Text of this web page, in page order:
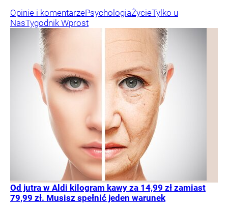
Opinie i komentarzePsychologiaŻycieTylko u
NasTygodnik Wprost
Od jutra w Aldi kilogram kawy za 14,99 zł zamiast
79,99 zł. Musisz spełnić jeden warunek